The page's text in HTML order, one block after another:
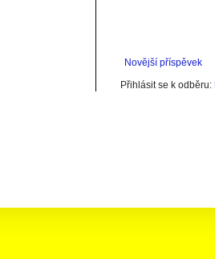
Novější příspěvek
Přihlásit se k odběru: